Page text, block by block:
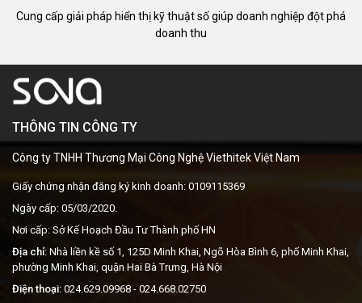
Cung cấp giải pháp hiển thị kỹ thuật số giúp doanh nghiệp đột phá
doanh thu
THÔNG TIN CÔNG TY
Công ty TNHH Thương Mại Công Nghệ Viethitek Việt Nam
Giấy chứng nhận đăng ký kinh doanh: 0109115369
Ngày cấp: 05/03/2020.
Nơi cấp: Sở Kế Hoạch Đầu Tư Thành phố HN
Địa chỉ: Nhà liền kề số 1, 125D Minh Khai, Ngõ Hòa Bình 6, phố Minh Khai,
phường Minh Khai, quận Hai Bà Trưng, Hà Nội
Điện thoại: 024.629.09968 - 024.668.02750